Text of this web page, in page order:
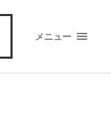
メニュー